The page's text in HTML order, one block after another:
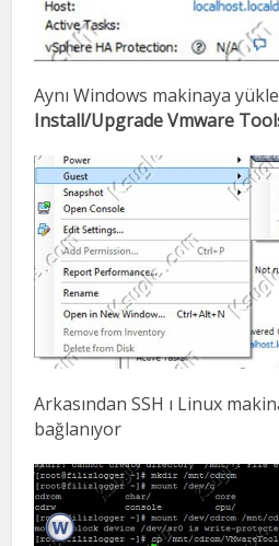
Aynı Windows makinaya
Install/Upgrade Vmware
Arkasından SSH ı Linux
bağlanıyor